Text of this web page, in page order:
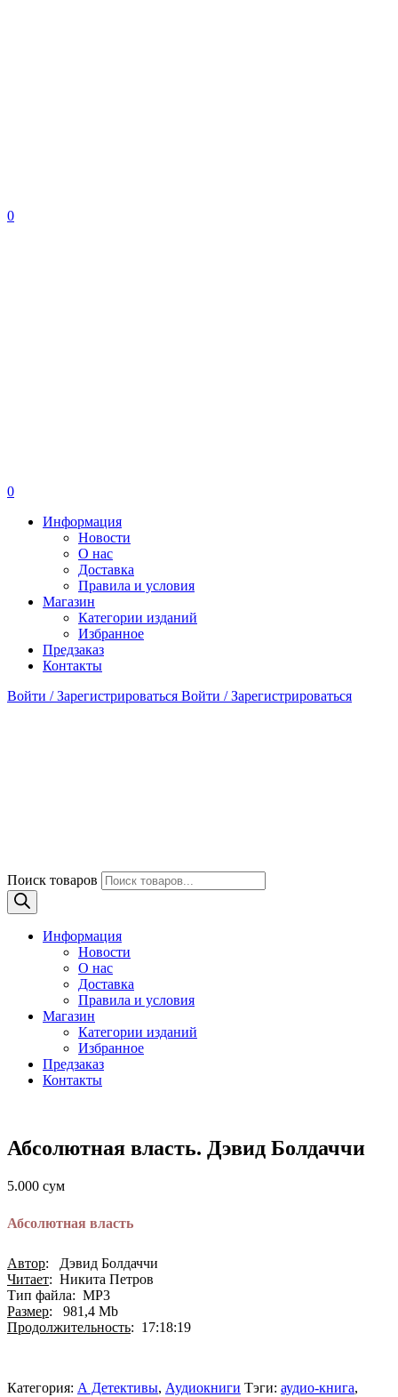
0
0
Информация
Новости
О нас
Доставка
Правила и условия
Магазин
Категории изданий
Избранное
Предзаказ
Контакты
Войти / Зарегистрироваться Войти / Зарегистрироваться
Поиск товаров
Информация
Новости
О нас
Доставка
Правила и условия
Магазин
Категории изданий
Избранное
Предзаказ
Контакты
Абсолютная власть. Дэвид Болдаччи
5.000 сум
Абсолютная власть
Автор: Дэвид Болдаччи
Читает: Никита Петров
Тип файла: MP3
Размер: 981,4 Mb
Продолжительность: 17:18:19
Категория: А Детективы, Аудиокниги Тэги: аудио-книга,